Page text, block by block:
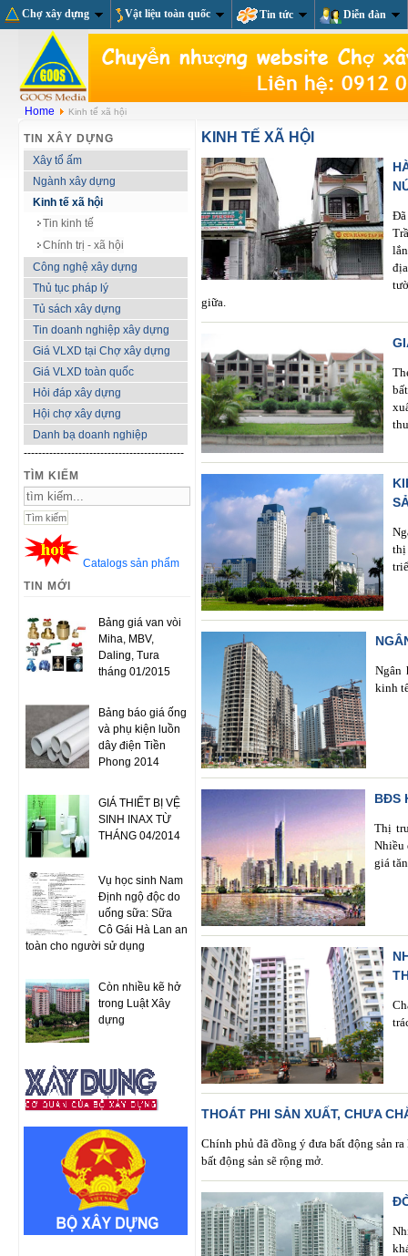
Chợ xây dựng Vật liệu toàn quốc Tin tức Diễn đàn
Home Kinh tế xã hội
TIN XÂY DỰNG
Xây tổ ấm
Ngành xây dựng
Kinh tế xã hội
Tin kinh tế
Chính trị - xã hội
Công nghệ xây dựng
Thủ tục pháp lý
Tủ sách xây dựng
Tin doanh nghiệp xây dựng
Giá VLXD tại Chợ xây dựng
Giá VLXD toàn quốc
Hỏi đáp xây dựng
Hội chợ xây dựng
Danh bạ doanh nghiệp
--------------------------------------------
TÌM KIẾM
Catalogs sản phẩm
TIN MỚI
Bảng giá van vòi
Miha, MBV,
Daling, Tura
tháng 01/2015
Bảng báo giá ống
và phụ kiện luồn
dây điện Tiền
Phong 2014
GIÁ THIẾT BỊ VỆ
SINH INAX TỪ
THÁNG 04/2014
Vụ học sinh Nam
Định ngộ độc do
uống sữa: Sữa
Cô Gái Hà Lan an
toàn cho người sử dụng
Còn nhiều kẽ hở
trong Luật Xây
dựng
KINH TẾ XÃ HỘI
Đã
giữa.
thị
Ngân
kinh
BĐS
Thị
Nhiều
giá
THOÁT PHI SẢN XUẤT, CHƯA
Chính phủ đã đồng ý đưa bất động sản
bất động sản sẽ rộng mở.